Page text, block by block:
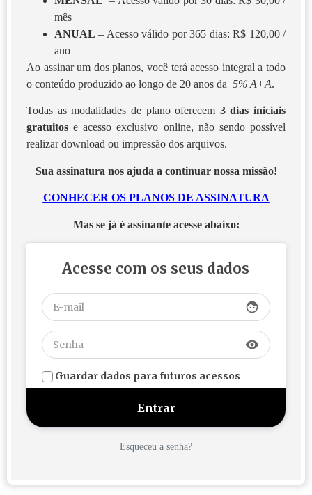
mês
ANUAL – Acesso válido por 365 dias: R$ 120,00 /
ano
Ao assinar um dos planos, você terá acesso integral a todo
o conteúdo produzido ao longo de 20 anos da 5% A+A.
Todas as modalidades de plano oferecem 3 dias iniciais
gratuitos e acesso exclusivo online, não sendo possível
realizar download ou impressão dos arquivos.
Sua assinatura nos ajuda a continuar nossa missão!
CONHECER OS PLANOS DE ASSINATURA
Mas se já é assinante acesse abaixo:
Acesse com os seus dados
face
visibility
Guardar dados para futuros acessos
Esqueceu a senha?